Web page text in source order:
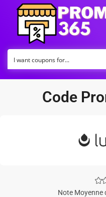
Code
Note Moyenne